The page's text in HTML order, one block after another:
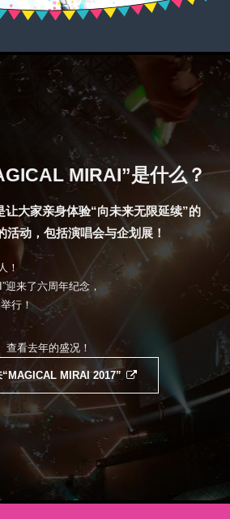
MIRAI”是什么？
大家亲身体验“向未来无限延续”的
活动，包括演唱会与企划展！
！
迎来了六周年纪念，
行！
查看去年的盛况！
MIRAI 2017”